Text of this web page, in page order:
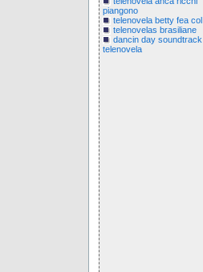
piangono
telenovela betty fea col
telenovelas brasiliane
dancin day soundtrack
telenovela